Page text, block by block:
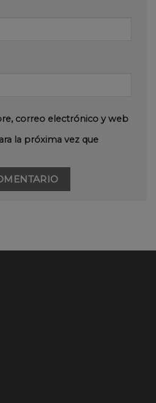
correo electrónico y web
la próxima vez que